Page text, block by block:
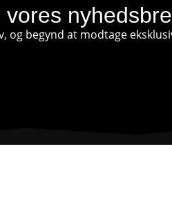
vores
og begynd at modtage